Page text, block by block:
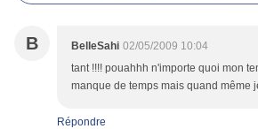
B BelleSahi 02/05/2009 10:04
tant !!!! pouahhh n'importe quoi mon
manque de temps mais quand même
Répondre